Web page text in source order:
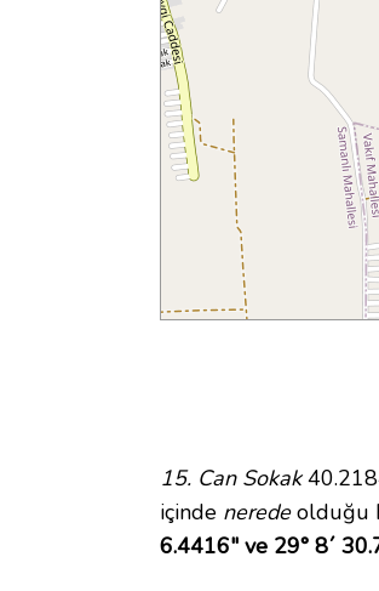
15. Can Sokak
içinde neredeolduğu
6.4416" ve 29° 8´